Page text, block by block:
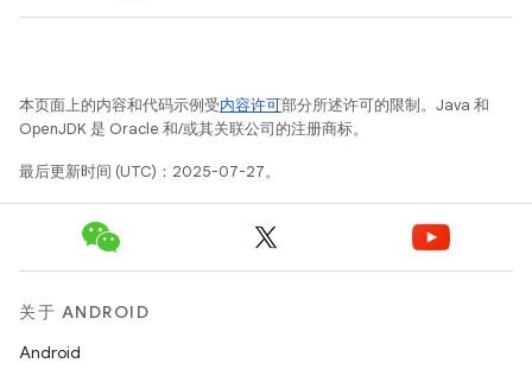
本页面上的内容和代码示例受内容许可部分所述许可的限制。Java 和
OpenJDK 是 Oracle 和/或其关联公司的注册商标。
最后更新时间 (UTC)：2025-07-27。
关于 ANDROID
Android